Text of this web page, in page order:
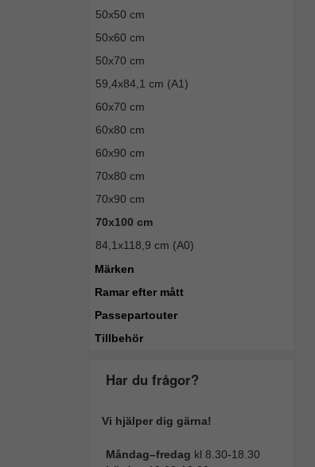
50x50 cm
50x60 cm
50x70 cm
59,4x84,1 cm (A1)
60x70 cm
60x80 cm
60x90 cm
70x80 cm
70x90 cm
70x100 cm
84,1x118,9 cm (A0)
Märken
Ramar efter mått
Passepartouter
Tillbehör
Har du frågor?
Vi hjälper dig gärna!
Måndag–fredag kl 8.30-18.30